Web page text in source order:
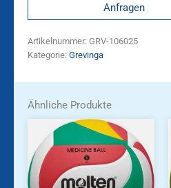
Anfragen
Artikelnummer: GRV-106025
Kategorie: Grevinga
Ähnliche Produkte